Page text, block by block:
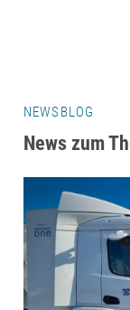
NEWSBLOG
News zum